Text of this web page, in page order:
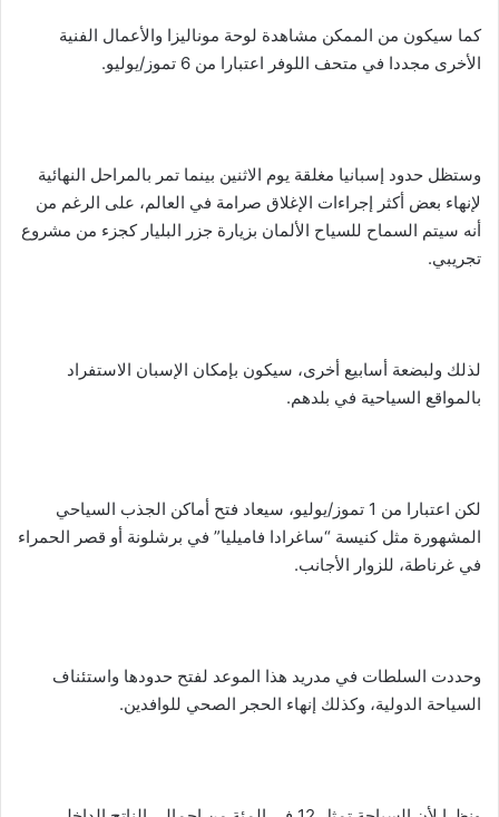
كما سيكون من الممكن مشاهدة لوحة موناليزا والأعمال الفنية
الأخرى مجددا في متحف اللوفر اعتبارا من 6 تموز/يوليو.
وستظل حدود إسبانيا مغلقة يوم الاثنين بينما تمر بالمراحل النهائية
لإنهاء بعض أكثر إجراءات الإغلاق صرامة في العالم، على الرغم من
أنه سيتم السماح للسياح الألمان بزيارة جزر البليار كجزء من مشروع
تجريبي.
لذلك ولبضعة أسابيع أخرى، سيكون بإمكان الإسبان الاستفراد
بالمواقع السياحية في بلدهم.
لكن اعتبارا من 1 تموز/يوليو، سيعاد فتح أماكن الجذب السياحي
المشهورة مثل كنيسة “ساغرادا فاميليا” في برشلونة أو قصر الحمراء
في غرناطة، للزوار الأجانب.
وحددت السلطات في مدريد هذا الموعد لفتح حدودها واستئناف
السياحة الدولية، وكذلك إنهاء الحجر الصحي للوافدين.